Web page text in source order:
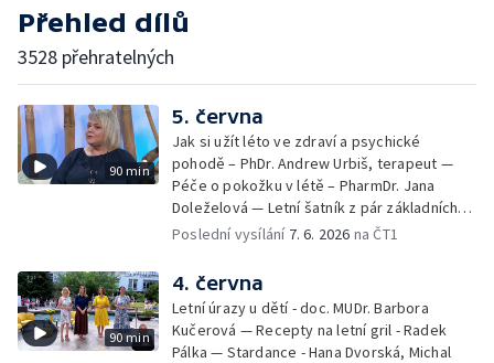
Přehled dílů
3528 přehratelných
90 min
5. června
Jak si užít léto ve zdraví a psychické
pohodě – PhDr. Andrew Urbiš, terapeut —
Péče o pokožku v létě – PharmDr. Jana
Doleželová — Letní šatník z pár základních
kousků – Luděk Šmehlík, stylista —
slavnosti – Jiří Krhut, hudebník — Vaření:
letní párty s přáteli – Pavla Pavelková —
Festival v ulicích – Petra Hradilová — Muzejní
noc
Poslední vysílání 7. 6. 2026 na ČT1
90 min
4. června
Letní úrazy u dětí - doc. MUDr. Barbora
Kučerová — Recepty na letní gril - Radek
Pálka — Stardance - Hana Dvorská, Michal